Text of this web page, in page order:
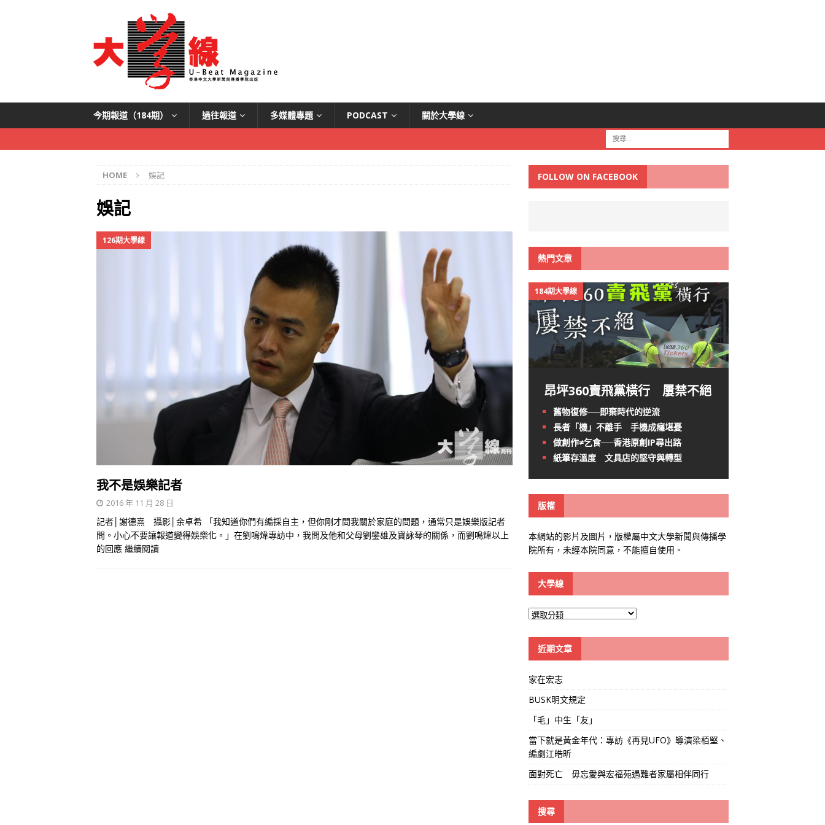
今期報道（184期） 過往報道 多媒體專題 PODCAST 關於大學線
HOME 娛記
娛記
126期大學線
我不是娛樂記者
2016 年 11 月 28 日
記者│謝德熹 攝影│余卓希 「我知道你們有編採自主，但你剛才問我關於家庭的問題，通常只是娛樂版記者
問。小心不要讓報道變得娛樂化。」在劉鳴煒專訪中，我問及他和父母劉鑾雄及寶詠琴的關係，而劉鳴煒以上
的回應 繼續閱讀
FOLLOW ON FACEBOOK
熱門文章
184期大學線
昂坪360賣飛黨橫行 屢禁不絕
舊物復修──即棄時代的逆流
長者「機」不離手 手機成癮堪憂
做創作≠乞食──香港原創IP尋出路
紙筆存溫度 文具店的堅守與轉型
版權
本網站的影片及圖片，版權屬中文大學新聞與傳播學
院所有，未經本院同意，不能擅自使用。
大學線
大
線
近期文章
家在宏志
BUSK明文規定
「毛」中生「友」
當下就是黃金年代：專訪《再見UFO》導演梁栢堅、
編劇江皓昕
面對死亡 毋忘愛與宏福苑遇難者家屬相伴同行
搜尋